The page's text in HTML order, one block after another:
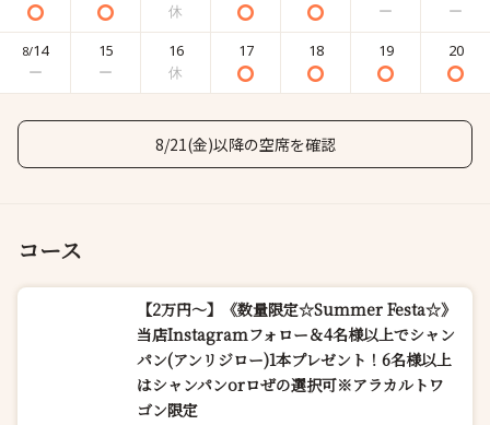
8/14 15 16 17 18 19 20
8/21(金)以降の空席を確認
コース
【2万円～】《数量限定☆Summer Festa☆》
当店Instagramフォロー＆4名様以上でシャン
パン(アンリジロー)1本プレゼント！6名様以上
はシャンパンorロぜの選択可※アラカルトワ
ゴン限定